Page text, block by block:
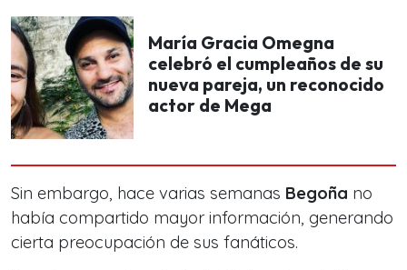
María Gracia Omegna
celebró el cumpleaños de su
nueva pareja, un reconocido
actor de Mega
Sin embargo, hace varias semanas Begoña no
había compartido mayor información, generando
cierta preocupación de sus fanáticos.